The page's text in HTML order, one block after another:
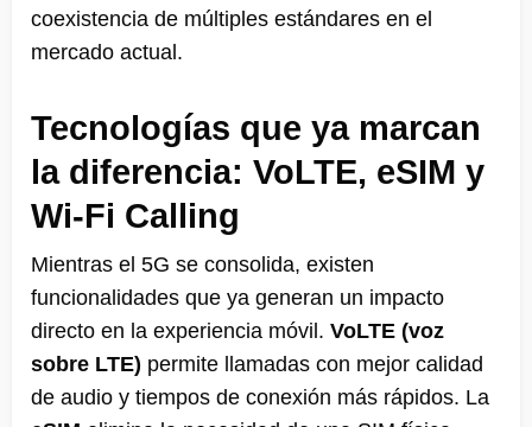
coexistencia de múltiples estándares en el
mercado actual.
Tecnologías que ya marcan
la diferencia: VoLTE, eSIM y
Wi-Fi Calling
Mientras el 5G se consolida, existen
funcionalidades que ya generan un impacto
directo en la experiencia móvil. VoLTE (voz
sobre LTE) permite llamadas con mejor calidad
de audio y tiempos de conexión más rápidos. La